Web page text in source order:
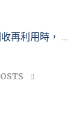
再利用時， …